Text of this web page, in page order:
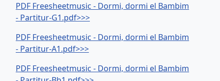
PDF Freesheetmusic - Dormi, dormi el Bambim
- Partitur-G1.pdf>>>
PDF Freesheetmusic - Dormi, dormi el Bambim
- Partitur-A1.pdf>>>
PDF Freesheetmusic - Dormi, dormi el Bambim